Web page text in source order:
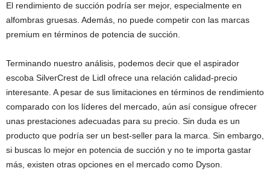
El rendimiento de succión podría ser mejor, especialmente en
alfombras gruesas. Además, no puede competir con las marcas
premium en términos de potencia de succión.
Terminando nuestro análisis, podemos decir que el aspirador
escoba SilverCrest de Lidl ofrece una relación calidad-precio
interesante. A pesar de sus limitaciones en términos de rendimiento
comparado con los líderes del mercado, aún así consigue ofrecer
unas prestaciones adecuadas para su precio. Sin duda es un
producto que podría ser un best-seller para la marca. Sin embargo,
si buscas lo mejor en potencia de succión y no te importa gastar
más, existen otras opciones en el mercado como Dyson.